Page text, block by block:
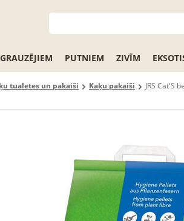
GRAUZĒJIEM PUTNIEM ZIVĪM
tualetes un pakaiši Kaķu pakaiši JRS Cat'S